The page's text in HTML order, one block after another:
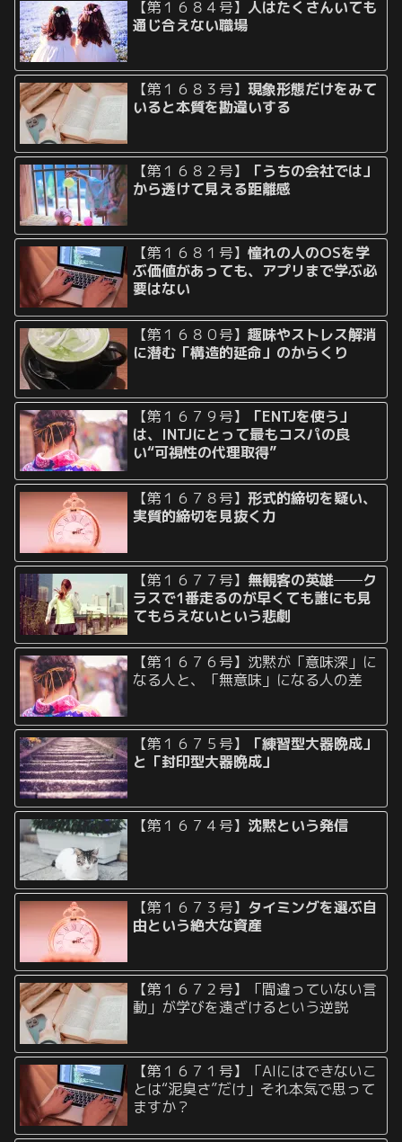
【第１６８４号】人はたくさんいても
通じ合えない職場
【第１６８３号】現象形態だけをみて
いると本質を勘違いする
【第１６８２号】
「うちの会社では」
から透けて見える距離感
【第１６８１号】憧れの人のOSを学
ぶ価値があっても、アプリまで学ぶ必
要はない
【第１６８０号】趣味やストレス解消
に潜む「構造的延命」のからくり
【第１６７９号】
「ENTJを使う」
は、INTJにとって最もコスパの良
い“可視性の代理取得”
【第１６７８号】形式的締切を疑い、
実質的締切を見抜く力
【第１６７７号】 無観客の英雄──ク
ラスで1番走るのが早くても誰にも見
てもらえないという悲劇
【第１６７６号】沈黙が「意味深」に
なる人と、「無意味」になる人の差
【第１６７５号】
「練習型大器晩成」
と「封印型大器晩成」
【第１６７４号】 沈黙という発信
【第１６７３号】 タイミングを選ぶ自
由という絶大な資産
【第１６７２号】「間違っていない言
動」が学びを遠ざけるという逆説
【第１６７１号】「AIにはできないこ
とは“泥臭さ”だけ」それ本気で思って
ますか？